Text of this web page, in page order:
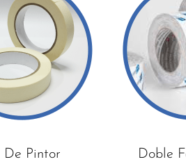
De Pintor Doble